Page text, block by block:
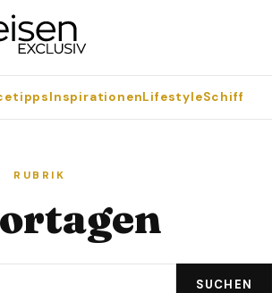
InspirationenLifestyleSchiff
RUBRIK
SUCHEN